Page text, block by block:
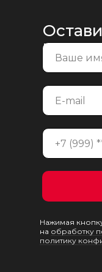
на
Нажимая
на обработку
политику